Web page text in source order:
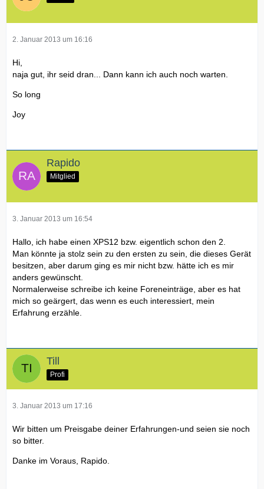
2. Januar 2013 um 16:16
Hi,
naja gut, ihr seid dran... Dann kann ich auch noch warten.
So long
Joy
Rapido
Mitglied
3. Januar 2013 um 16:54
Hallo, ich habe einen XPS12 bzw. eigentlich schon den 2.
Man könnte ja stolz sein zu den ersten zu sein, die dieses Gerät
besitzen, aber darum ging es mir nicht bzw. hätte ich es mir
anders gewünscht.
Normalerweise schreibe ich keine Foreneinträge, aber es hat
mich so geärgert, das wenn es euch interessiert, mein
Erfahrung erzähle.
Till
Profi
3. Januar 2013 um 17:16
Wir bitten um Preisgabe deiner Erfahrungen-und seien sie noch
so bitter.
Danke im Voraus, Rapido.